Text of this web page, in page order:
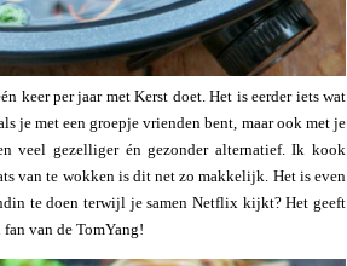
keer per jaar met Kerst doet. Het is eerder iets wat
je met een groepje vrienden bent, maar ook met je
veel gezelliger én gezonder alternatief. Ik kook
van te wokken is dit net zo makkelijk. Het is even
te doen terwijl je samen Netflix kijkt? Het geeft
van de TomYang!